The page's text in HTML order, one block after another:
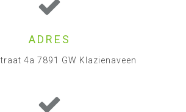
ADRES
4a 7891 GW Klazienaveen